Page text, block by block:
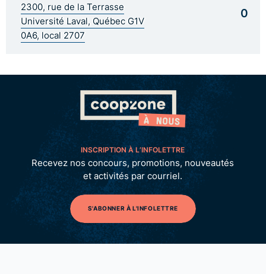
2300, rue de la Terrasse
Université Laval, Québec G1V
0A6, local 2707
0
INSCRIPTION À L’INFOLETTRE
Recevez nos concours, promotions, nouveautés
et activités par courriel.
S'ABONNER À L'INFOLETTRE